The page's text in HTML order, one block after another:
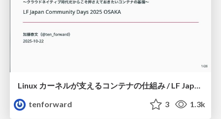
Linux カーネルが支えるコンテナの仕組み / LF Japan Community Days 2025 Osaka
tenforward
3 1.3k